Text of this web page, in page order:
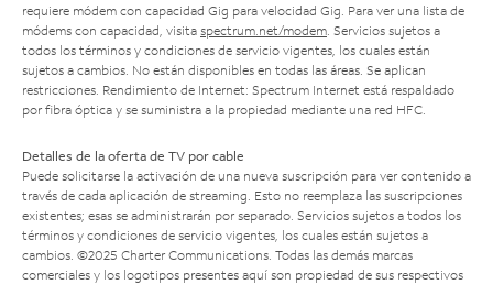
requiere módem con capacidad Gig para velocidad Gig. Para ver una lista de
módems con capacidad, visita spectrum.net/modem . Servicios sujetos a
todos los términos y condiciones de servicio vigentes, los cuales están
sujetos a cambios. No están disponibles en todas las áreas. Se aplican
restricciones. Rendimiento de Internet: Spectrum Internet está respaldado
por fibra óptica y se suministra a la propiedad mediante una red HFC.
Detalles de la oferta de TV por cable
Puede solicitarse la activación de una nueva suscripción para ver contenido a
través de cada aplicación de streaming. Esto no reemplaza las suscripciones
existentes; esas se administrarán por separado. Servicios sujetos a todos los
términos y condiciones de servicio vigentes, los cuales están sujetos a
cambios. ©2025 Charter Communications. Todas las demás marcas
comerciales y los logotipos presentes aquí son propiedad de sus respectivos